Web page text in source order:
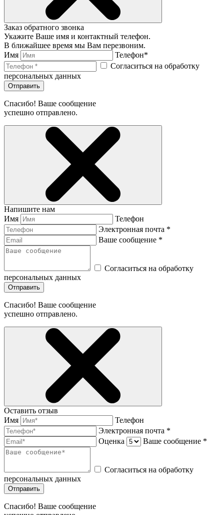
Заказ обратного звонка
Укажите Ваше имя и контактный телефон.
В ближайшее время мы Вам перезвоним.
Имя
Телефон*
Согласиться на обработку
персональных данных
Отправить
Спасибо! Ваше сообщение
успешно отправлено.
Напишите нам
Имя
Телефон
Электронная почта *
Ваше сообщение *
Согласиться на обработку
персональных данных
Отправить
Спасибо! Ваше сообщение
успешно отправлено.
Оставить отзыв
Имя
Телефон
Электронная почта *
Оценка
Ваше сообщение *
Согласиться на обработку
персональных данных
Отправить
Спасибо! Ваше сообщение